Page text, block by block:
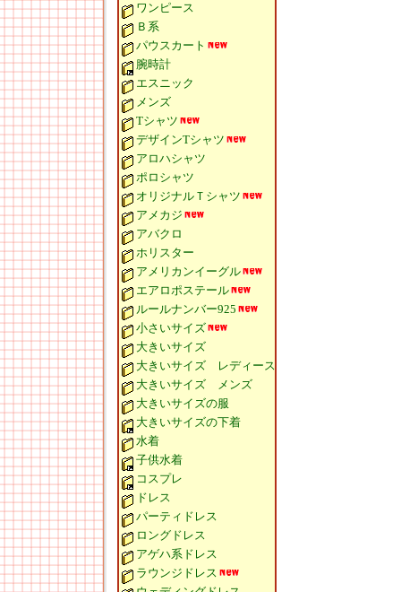
ワンピース
Ｂ系
パウスカート
腕時計
エスニック
メンズ
Tシャツ
デザインTシャツ
アロハシャツ
ポロシャツ
オリジナルＴシャツ
アメカジ
アバクロ
ホリスター
アメリカンイーグル
エアロポステール
ルールナンバー925
小さいサイズ
大きいサイズ
大きいサイズ レディース
大きいサイズ メンズ
大きいサイズの服
大きいサイズの下着
水着
子供水着
コスプレ
ドレス
パーティドレス
ロングドレス
アゲハ系ドレス
ラウンジドレス